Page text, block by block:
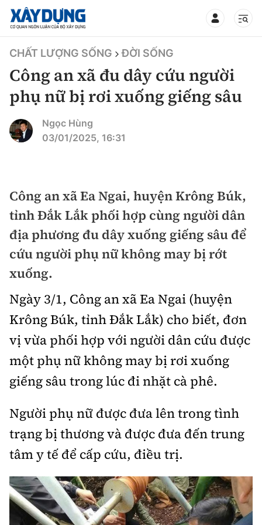
TIN BỘ XÂY DỰNG
CHUYÊN MỤC
Thời sự
Chính trị
Xã hội
Chuyện dọc đường
Cải chính
Xây dựng
Chỉ đạo điều hành
Quy hoạch kiến trúc
Vật liệu xây dựng
Giám định chất lượng
Quản lý đô thị
Giao thông
Quản lý
Đường bộ
Hàng không
Đường sắt
Đường sắt tốc độ cao
Đường thủy
Hàng hải
Đường sắt đô thị
Kinh tế
Thị trường
Tài chính
Chứng khoán
Bảo hiểm
Doanh nghiệp
Pháp luật
Thanh tra
An ninh hình sự
Điều tra
Pháp đình
An toàn giao thông
Giao thông 24h
ATGT địa phương
Văn hóa giao thông
Lái xe an toàn
Chung tay vì ATGT
Chất lượng sống
Giáo dục
Y tế
Đời sống
Lao động - Công đoàn
Văn hóa - Giải Trí
Văn hóa
Showbiz
Điện ảnh
Thể thao
Bóng đá
Bình luận
Công nghệ
CHẤT LƯỢNG SỐNG ĐỜI SỐNG
Công an xã đu dây cứu người
phụ nữ bị rơi xuống giếng sâu
Ngọc Hùng
03/01/2025, 16:31
Công an xã Ea Ngai, huyện Krông Búk,
tỉnh Đắk Lắk phối hợp cùng người dân
địa phương đu dây xuống giếng sâu để
cứu người phụ nữ không may bị rớt
xuống.
Ngày 3/1, Công an xã Ea Ngai (huyện
Krông Búk, tỉnh Đắk Lắk) cho biết, đơn
vị vừa phối hợp với người dân cứu được
một phụ nữ không may bị rơi xuống
giếng sâu trong lúc đi nhặt cà phê.
Người phụ nữ được đưa lên trong tình
trạng bị thương và được đưa đến trung
tâm y tế để cấp cứu, điều trị.